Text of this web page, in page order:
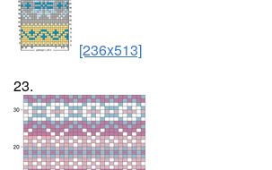
[236x513]
23.